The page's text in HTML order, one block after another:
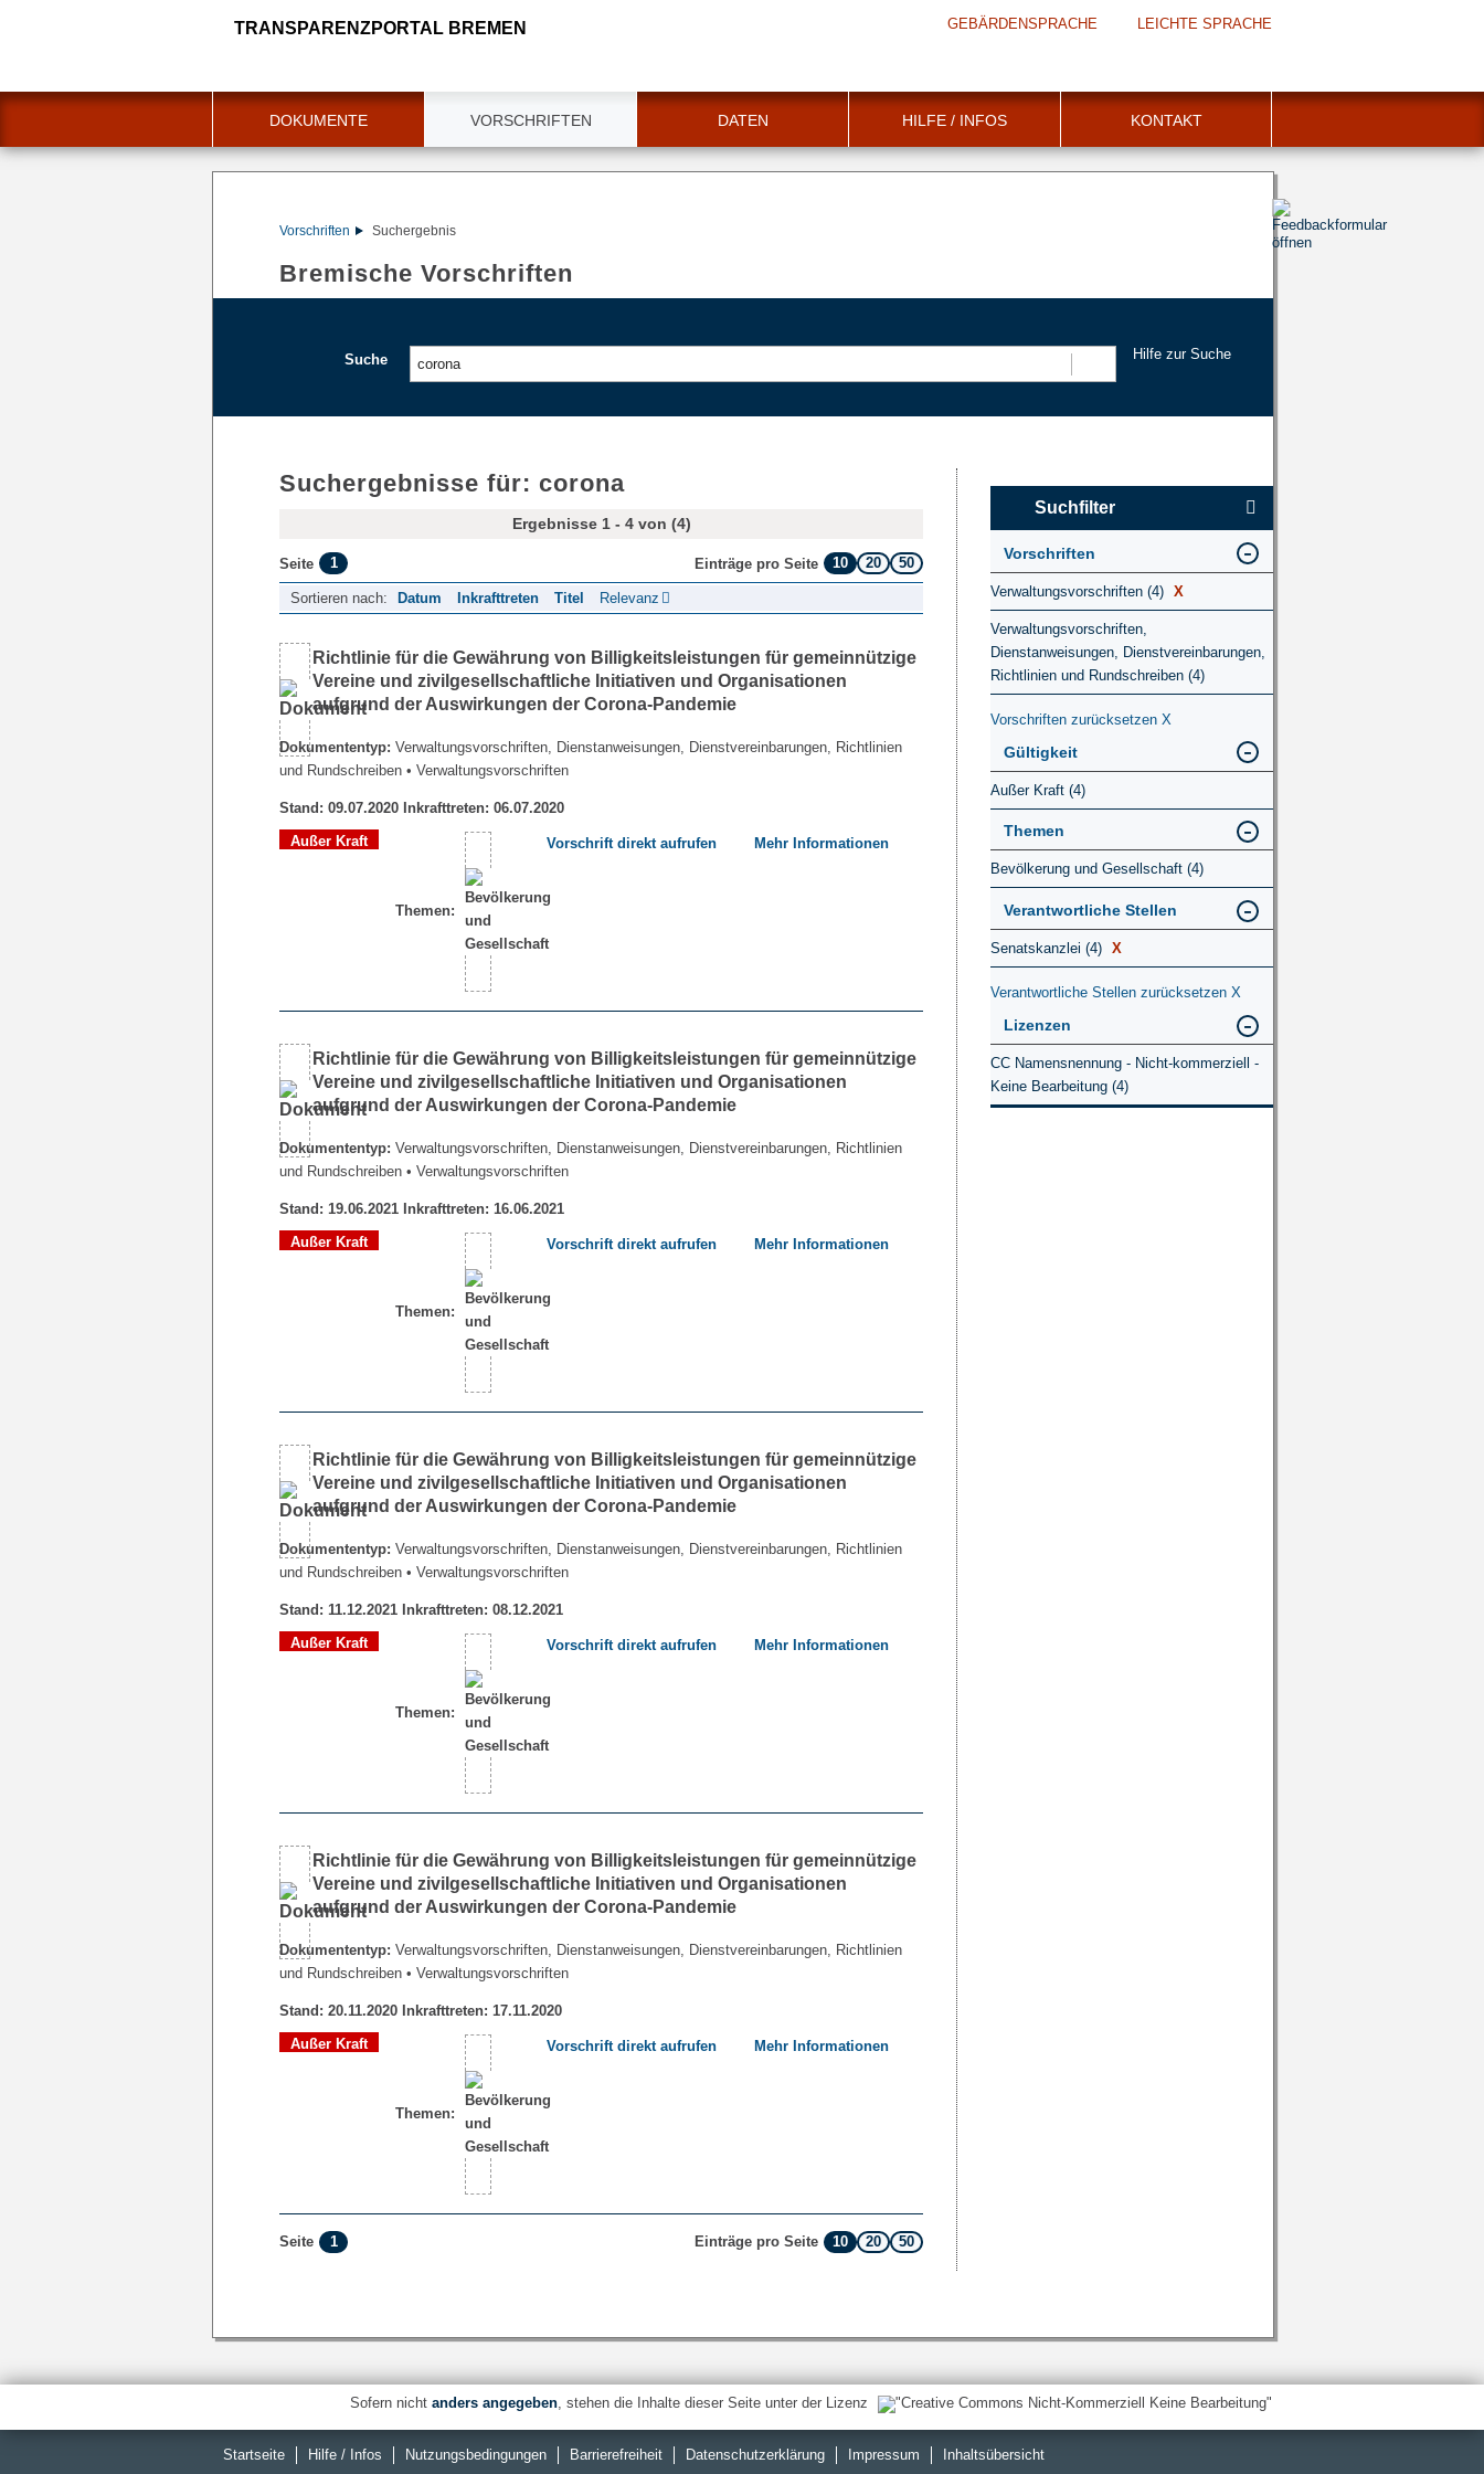
TRANSPARENZPORTAL BREMEN GEBÄRDENSPRACHE LEICHTE SPRACHE
DOKUMENTE VORSCHRIFTEN DATEN HILFE / INFOS KONTAKT
Vorschriften Suchergebnis
Bremische Vorschriften
Suche
Hilfe zur Suche
Suchergebnisse für: corona
Ergebnisse 1 - 4 von (4)
Seite 1 Einträge pro Seite 10 20 50
Sortieren nach: Datum Inkrafttreten Titel Relevanz
Richtlinie für die Gewährung von Billigkeitsleistungen für gemeinnützige
Vereine und zivilgesellschaftliche Initiativen und Organisationen
aufgrund der Auswirkungen der Corona-Pandemie
Dokumententyp: Verwaltungsvorschriften, Dienstanweisungen, Dienstvereinbarungen, Richtlinien
und Rundschreiben • Verwaltungsvorschriften
Stand: 09.07.2020 Inkrafttreten: 06.07.2020
Außer Kraft
Themen:
Vorschrift direkt aufrufen Mehr Informationen
Richtlinie für die Gewährung von Billigkeitsleistungen für gemeinnützige
Vereine und zivilgesellschaftliche Initiativen und Organisationen
aufgrund der Auswirkungen der Corona-Pandemie
Dokumententyp: Verwaltungsvorschriften, Dienstanweisungen, Dienstvereinbarungen, Richtlinien
und Rundschreiben • Verwaltungsvorschriften
Stand: 19.06.2021 Inkrafttreten: 16.06.2021
Außer Kraft
Themen:
Vorschrift direkt aufrufen Mehr Informationen
Richtlinie für die Gewährung von Billigkeitsleistungen für gemeinnützige
Vereine und zivilgesellschaftliche Initiativen und Organisationen
aufgrund der Auswirkungen der Corona-Pandemie
Dokumententyp: Verwaltungsvorschriften, Dienstanweisungen, Dienstvereinbarungen, Richtlinien
und Rundschreiben • Verwaltungsvorschriften
Stand: 11.12.2021 Inkrafttreten: 08.12.2021
Außer Kraft
Themen:
Vorschrift direkt aufrufen Mehr Informationen
Richtlinie für die Gewährung von Billigkeitsleistungen für gemeinnützige
Vereine und zivilgesellschaftliche Initiativen und Organisationen
aufgrund der Auswirkungen der Corona-Pandemie
Dokumententyp: Verwaltungsvorschriften, Dienstanweisungen, Dienstvereinbarungen, Richtlinien
und Rundschreiben • Verwaltungsvorschriften
Stand: 20.11.2020 Inkrafttreten: 17.11.2020
Außer Kraft
Themen:
Vorschrift direkt aufrufen Mehr Informationen
Seite 1 Einträge pro Seite 10 20 50
Suchfilter
Vorschriften
Verwaltungsvorschriften (4) X
Verwaltungsvorschriften,
Dienstanweisungen, Dienstvereinbarungen,
Richtlinien und Rundschreiben (4)
Vorschriften zurücksetzen X
Gültigkeit
Außer Kraft (4)
Themen
Bevölkerung und Gesellschaft (4)
Verantwortliche Stellen
Senatskanzlei (4) X
Verantwortliche Stellen zurücksetzen X
Lizenzen
CC Namensnennung - Nicht-kommerziell -
Keine Bearbeitung (4)
Sofern nicht anders angegeben, stehen die Inhalte dieser Seite unter der Lizenz
Startseite Hilfe / Infos Nutzungsbedingungen Barrierefreiheit Datenschutzerklärung Impressum Inhaltsübersicht